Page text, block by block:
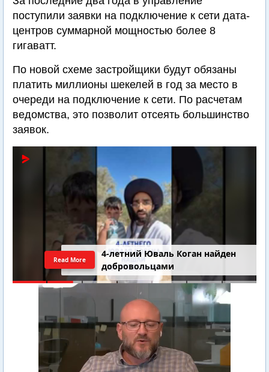
поступили заявки на подключение к сети дата-
центров суммарной мощностью более 8
гигаватт.
По новой схеме застройщики будут обязаны
платить миллионы шекелей в год за место в
очереди на подключение к сети. По расчетам
ведомства, это позволит отсеять большинство
заявок.
4-летний Юваль Коган найден
добровольцами
Read More